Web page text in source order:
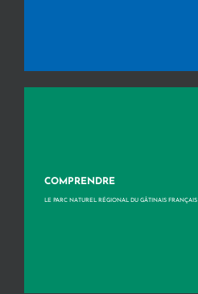
COMPRENDRE
LE PARC NATUREL RÉGIONAL DU GÂTINAIS FRANÇAIS